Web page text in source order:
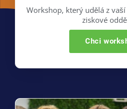
Workshop, který udělá z
ziskové
Chci